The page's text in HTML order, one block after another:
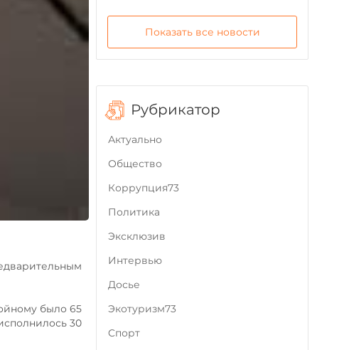
было 65
30
Показать все новости
Рубрикатор
Актуально
Общество
Коррупция73
Политика
Эксклюзив
Интервью
Досье
Экотуризм73
Cпорт